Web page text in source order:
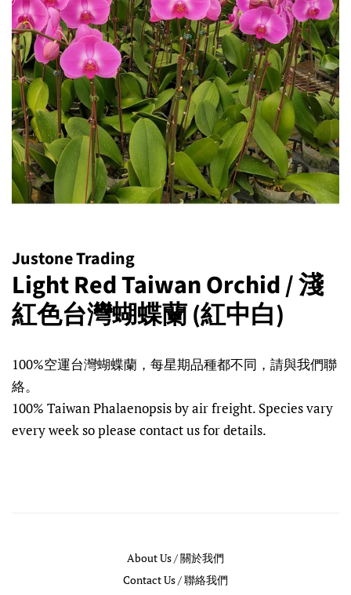
Justone Trading
Light Red Taiwan Orchid / 淺
紅色台灣蝴蝶蘭 (紅中白)
Regular
price
Sale
price
100%空運台灣蝴蝶蘭，每星期品種都不同，請與我們聯
絡。
100% Taiwan Phalaenopsis by air freight. Species vary
every week so please contact us for details.
About Us / 關於我們
Contact Us / 聯絡我們